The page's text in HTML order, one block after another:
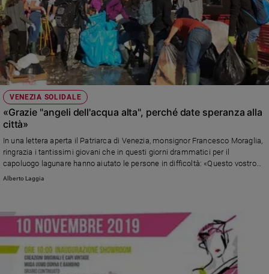
VENEZIA SOLIDALE
«Grazie "angeli dell'acqua alta", perché date speranza alla
città»
In una lettera aperta il Patriarca di Venezia, monsignor Francesco Moraglia,
ringrazia i tantissimi giovani che in questi giorni drammatici per il
capoluogo lagunare hanno aiutato le persone in difficoltà: «Questo vostro
gesto è, per noi adulti, motivo di consolazione poiché ci fa intravvedere una
Alberto Laggia